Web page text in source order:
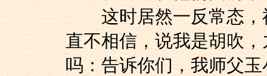
这时居然一反常态，
直不相信，说我是胡吹
吗：告诉你们，我师父